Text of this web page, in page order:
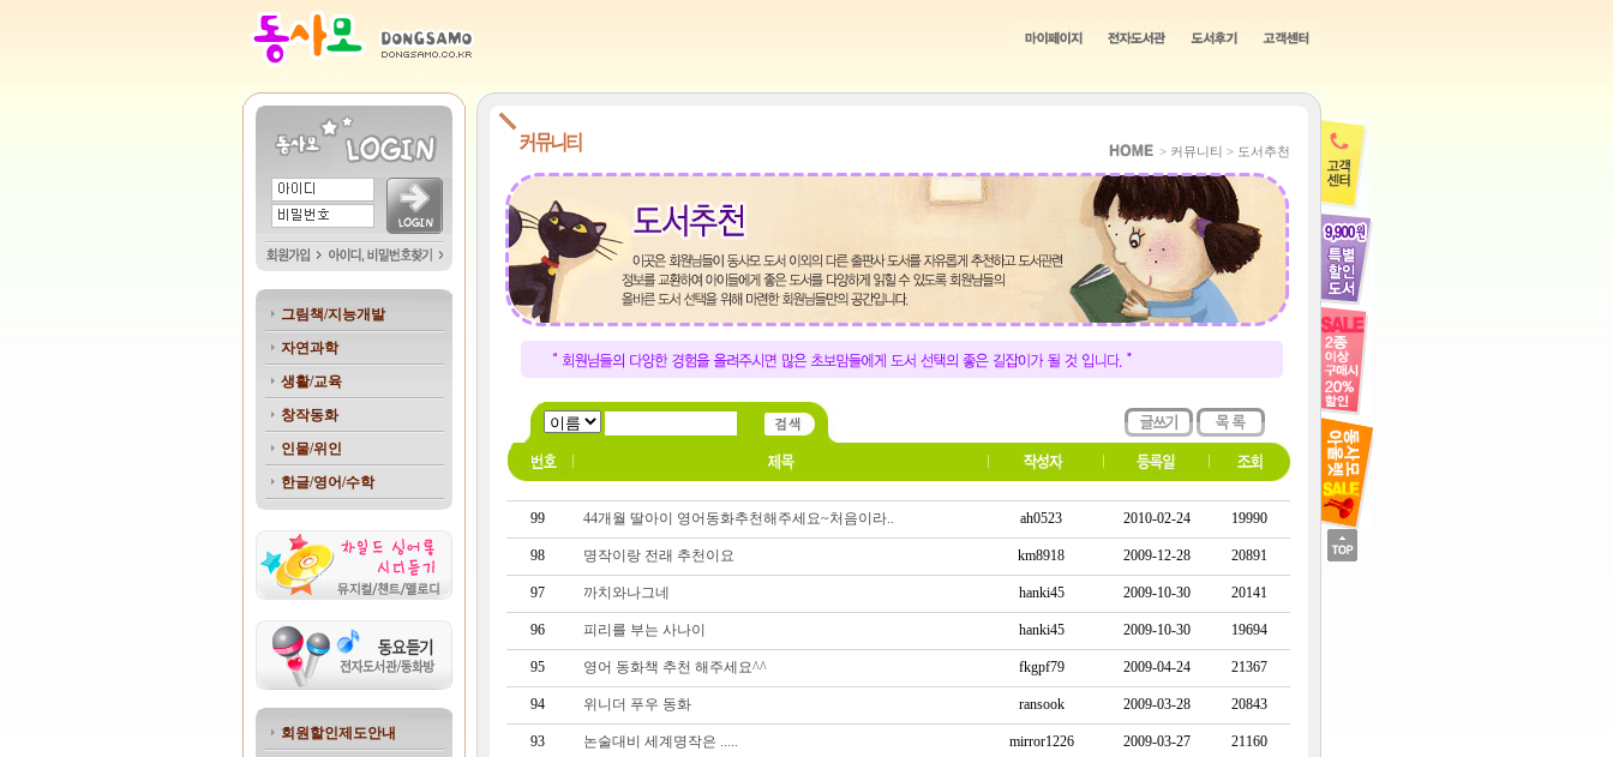
그림책/지능개발
자연과학
생활/교육
창작동화
인물/위인
한글/영어/수학
회원할인제도안내
> 커뮤니티 > 도서추천
99 44개월 딸아이 영어동화추천해주세요~처음이라.. ah0523 2010-02-24 19990
98 명작이랑 전래 추천이요 km8918 2009-12-28 20891
97 까치와나그네 hanki45 2009-10-30 20141
96 피리를 부는 사나이 hanki45 2009-10-30 19694
95 영어 동화책 추천 해주세요^^ fkgpf79 2009-04-24 21367
94 위니더 푸우 동화 ransook 2009-03-28 20843
93 논술대비 세계명작은 ..... mirror1226 2009-03-27 21160